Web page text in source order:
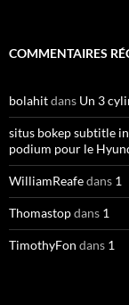
COMMENTAIRES
bolahitdans Un 3
situs bokep subtitle
podium pour le
WilliamReafedans 1
Thomastopdans 1
TimothyFon dans 1